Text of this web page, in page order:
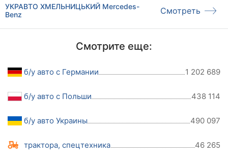
УКРАВТО ХМЕЛЬНИЦЬКИЙ Mercedes-
Benz
Смотреть
Смотрите еще:
б/у авто с Германии 1 202 689
б/у авто с Польши 438 114
б/у авто Украины 490 097
трактора, спецтехника 46 265